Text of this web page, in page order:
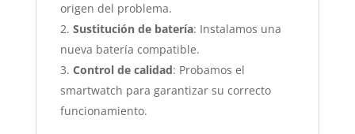
origen del problema.
Sustitución de batería: Instalamos una
nueva batería compatible.
Control de calidad: Probamos el
smartwatch para garantizar su correcto
funcionamiento.